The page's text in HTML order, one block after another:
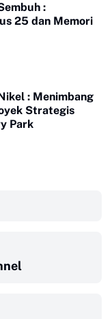
:
25 dan Memori
: Menimbang
Strategis
Park